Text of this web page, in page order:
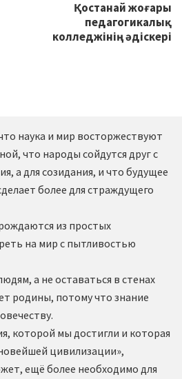
Қостанай жоғары
педагогикалық
колледжінің әдіскері
наука и мир восторжествуют
что народы сойдутся друг с
а для созидания, и что будущее
более для страждущего
из простых
на мир с пытливостью
а не оставаться в стенах
родины, потому что знание
которой мы достигли и которая
цивилизации»,
ещё более необходимо для